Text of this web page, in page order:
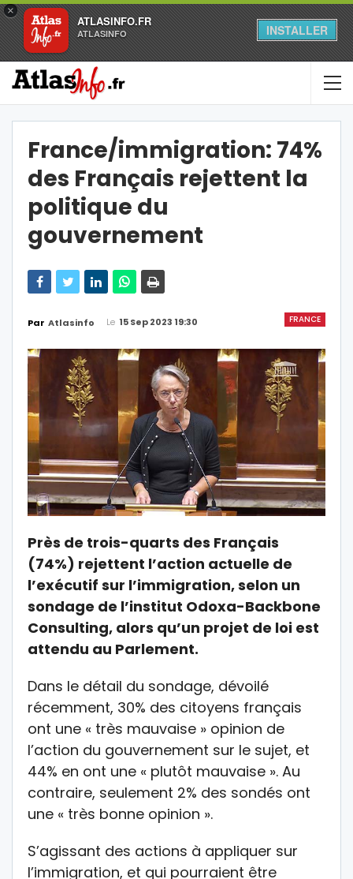
×
ATLASINFO.FR
ATLASINFO INSTALLER
France/immigration: 74%
des Français rejettent la
politique du
gouvernement
FRANCE
Par Atlasinfo Le 15 Sep 2023 19:30
Près de trois-quarts des Français
(74%) rejettent l’action actuelle de
l’exécutif sur l’immigration, selon un
sondage de l’institut Odoxa-Backbone
Consulting, alors qu’un projet de loi est
attendu au Parlement.
Dans le détail du sondage, dévoilé
récemment, 30% des citoyens français
ont une « très mauvaise » opinion de
l’action du gouvernement sur le sujet, et
44% en ont une « plutôt mauvaise ». Au
contraire, seulement 2% des sondés ont
une « très bonne opinion ».
S’agissant des actions à appliquer sur
l’immigration, et qui pourraient être